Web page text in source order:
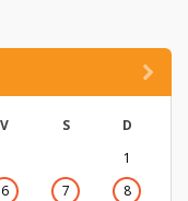
V S
D
1
6 7
8